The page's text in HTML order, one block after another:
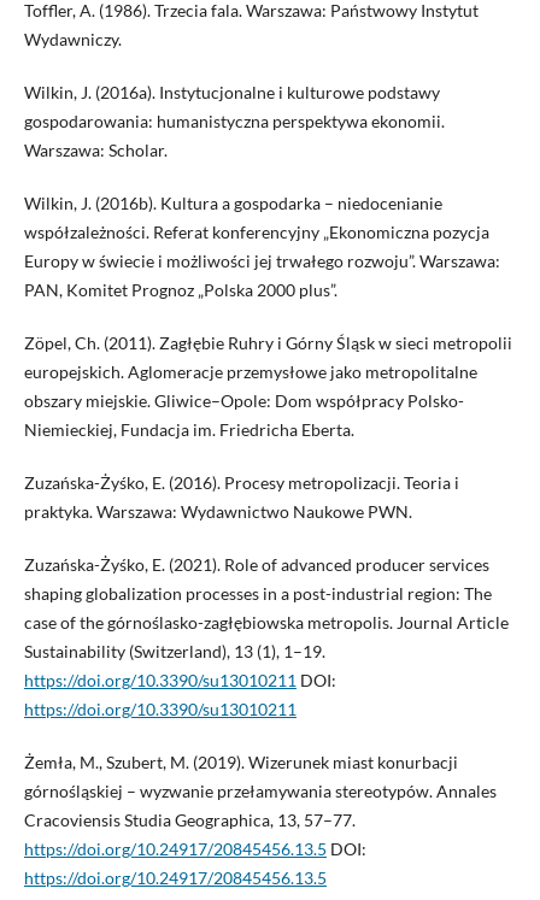
Toffler, A. (1986). Trzecia fala. Warszawa: Państwowy Instytut
Wydawniczy.
Wilkin, J. (2016a). Instytucjonalne i kulturowe podstawy
gospodarowania: humanistyczna perspektywa ekonomii.
Warszawa: Scholar.
Wilkin, J. (2016b). Kultura a gospodarka – niedocenianie
współzależności. Referat konferencyjny „Ekonomiczna pozycja
Europy w świecie i możliwości jej trwałego rozwoju”. Warszawa:
PAN, Komitet Prognoz „Polska 2000 plus”.
Zöpel, Ch. (2011). Zagłębie Ruhry i Górny Śląsk w sieci metropolii
europejskich. Aglomeracje przemysłowe jako metropolitalne
obszary miejskie. Gliwice–Opole: Dom współpracy Polsko-
Niemieckiej, Fundacja im. Friedricha Eberta.
Zuzańska-Żyśko, E. (2016). Procesy metropolizacji. Teoria i
praktyka. Warszawa: Wydawnictwo Naukowe PWN.
Zuzańska-Żyśko, E. (2021). Role of advanced producer services
shaping globalization processes in a post-industrial region: The
case of the górnoślasko-zagłębiowska metropolis. Journal Article
Sustainability (Switzerland), 13 (1), 1–19.
https://doi.org/10.3390/su13010211 DOI:
https://doi.org/10.3390/su13010211
Żemła, M., Szubert, M. (2019). Wizerunek miast konurbacji
górnośląskiej – wyzwanie przełamywania stereotypów. Annales
Cracoviensis Studia Geographica, 13, 57–77.
https://doi.org/10.24917/20845456.13.5 DOI:
https://doi.org/10.24917/20845456.13.5